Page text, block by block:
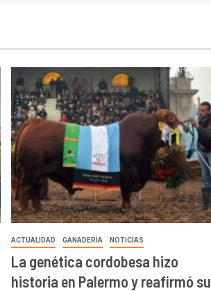
ACTUALIDAD GANADERÍA NOTICIAS
La genética cordobesa hizo
historia en Palermo y reafirmó su